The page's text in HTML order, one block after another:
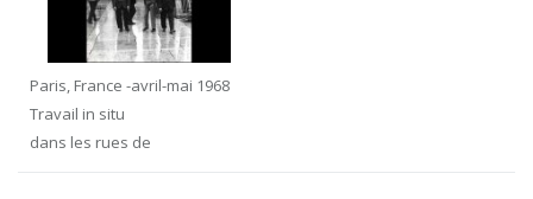
Paris, France -avril-mai 1968
Travail in situ
dans les rues de